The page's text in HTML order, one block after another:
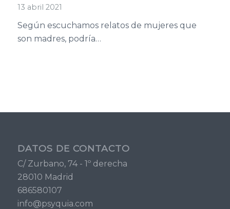
13 abril 2021
Según escuchamos relatos de mujeres que
son madres, podría…
DATOS DE CONTACTO
C/ Zurbano, 74 - 1º derecha
28010 Madrid
686580107
info@psyquia.com